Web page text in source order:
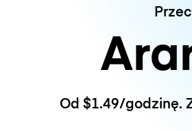
Od $1.49/godzinę.